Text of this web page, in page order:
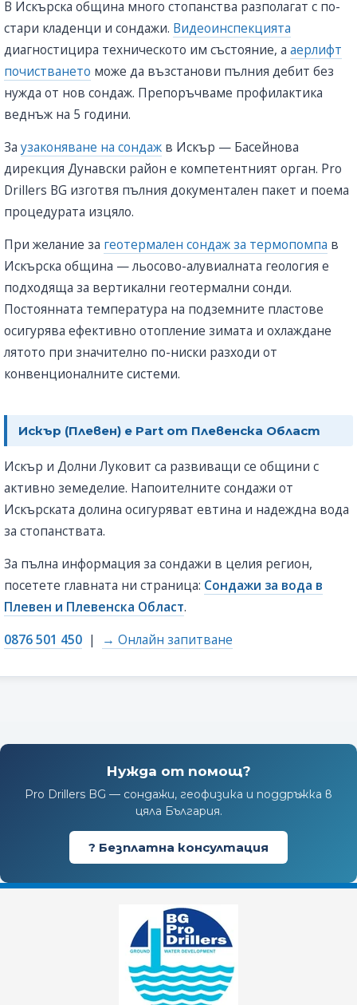
В Искърска община много стопанства разполагат с по-
стари кладенци и сондажи. Видеоинспекцията
диагностицира техническото им състояние, а аерлифт
почистването може да възстанови пълния дебит без
нужда от нов сондаж. Препоръчваме профилактика
веднъж на 5 години.
За узаконяване на сондаж в Искър — Басейнова
дирекция Дунавски район е компетентният орган. Pro
Drillers BG изготвя пълния документален пакет и поема
процедурата изцяло.
При желание за геотермален сондаж за термопомпа в
Искърска община — льосово-алувиалната геология е
подходяща за вертикални геотермални сонди.
Постоянната температура на подземните пластове
осигурява ефективно отопление зимата и охлаждане
лятото при значително по-ниски разходи от
конвенционалните системи.
Искър (Плевен) е Part от Плевенска Област
Искър и Долни Луковит са развиващи се общини с
активно земеделие. Напоителните сондажи от
Искърската долина осигуряват евтина и надеждна вода
за стопанствата.
За пълна информация за сондажи в целия регион,
посетете главната ни страница: Сондажи за вода в
Плевен и Плевенска Област.
0876 501 450 | → Онлайн запитване
Нужда от помощ?
Pro Drillers BG — сондажи, геофизика и поддръжка в
цяла България.
? Безплатна консултация